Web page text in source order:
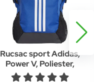
Rucsac sport Adidas,
Power V, Poliester,
25.75 l, Multicolor